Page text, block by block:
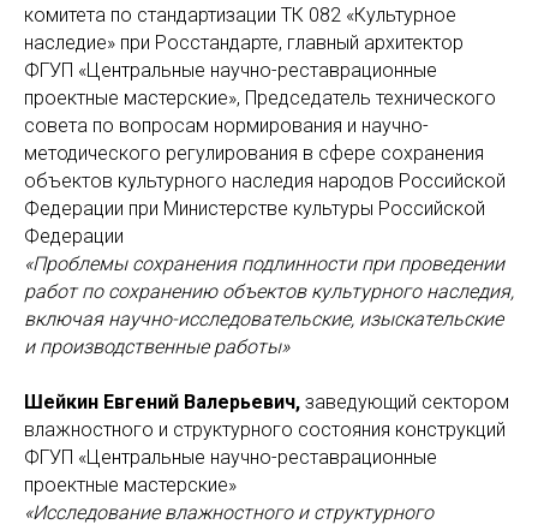
комитета по стандартизации ТК 082 «Культурное
наследие» при Росстандарте, главный архитектор
ФГУП «Центральные научно-реставрационные
проектные мастерские», Председатель технического
совета по вопросам нормирования и научно-
методического регулирования в сфере сохранения
объектов культурного наследия народов Российской
Федерации при Министерстве культуры Российской
Федерации
«Проблемы сохранения подлинности при проведении
работ по сохранению объектов культурного наследия,
включая научно-исследовательские, изыскательские
и производственные работы»
Шейкин Евгений Валерьевич, заведующий сектором
влажностного и структурного состояния конструкций
ФГУП «Центральные научно-реставрационные
проектные мастерские»
«Исследование влажностного и структурного